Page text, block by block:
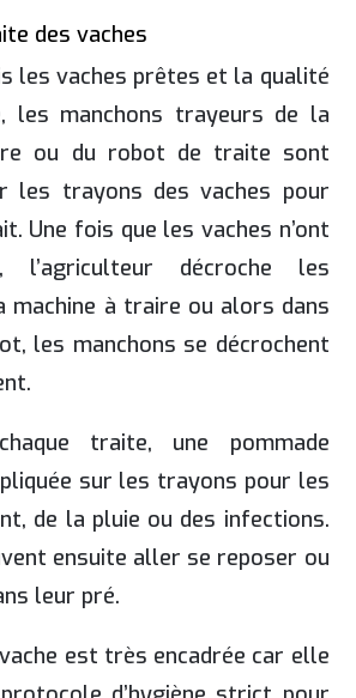
des vaches
les vaches prêtes et la qualité
les manchons trayeurs de la
ou du robot de traite sont
les trayons des vaches pour
Une fois que les vaches n’ont
décroche les
machine à traire ou alors dans
les manchons se décrochent
traite, une pommade
sur les trayons pour les
de la pluie ou des infections.
ensuite aller se reposer ou
leur pré.
est très encadrée car elle